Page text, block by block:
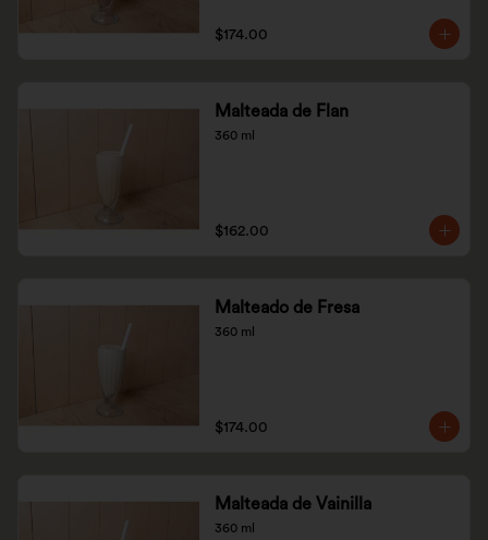
$174.00
Malteada de Flan
360 ml
$162.00
Malteado de Fresa
360 ml
$174.00
Malteada de Vainilla
360 ml